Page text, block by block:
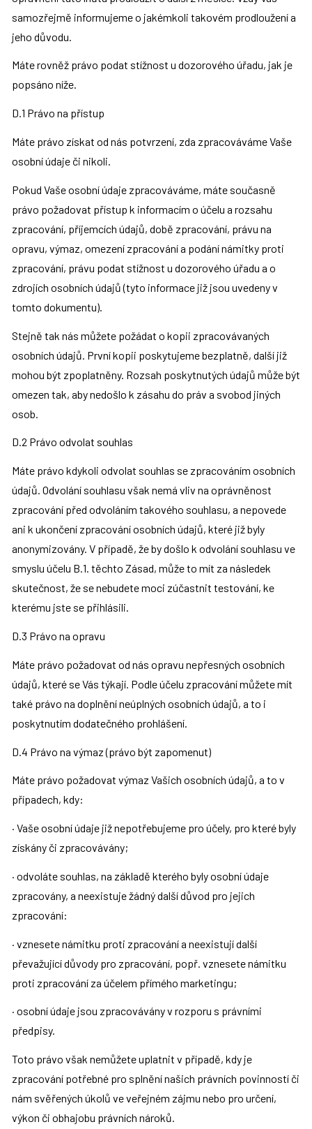
samozřejmě informujeme o jakémkoli takovém prodloužení a
jeho důvodu.
Máte rovněž právo podat stížnost u dozorového úřadu, jak je
popsáno níže.
D.1 Právo na přístup
Máte právo získat od nás potvrzení, zda zpracováváme Vaše
osobní údaje či nikoli.
Pokud Vaše osobní údaje zpracováváme, máte současně
právo požadovat přístup k informacím o účelu a rozsahu
zpracování, příjemcích údajů, době zpracování, právu na
opravu, výmaz, omezení zpracování a podání námitky proti
zpracování, právu podat stížnost u dozorového úřadu a o
zdrojích osobních údajů (tyto informace již jsou uvedeny v
tomto dokumentu).
Stejně tak nás můžete požádat o kopii zpracovávaných
osobních údajů. První kopii poskytujeme bezplatně, další již
mohou být zpoplatněny. Rozsah poskytnutých údajů může být
omezen tak, aby nedošlo k zásahu do práv a svobod jiných
osob.
D.2 Právo odvolat souhlas
Máte právo kdykoli odvolat souhlas se zpracováním osobních
údajů. Odvolání souhlasu však nemá vliv na oprávněnost
zpracování před odvoláním takového souhlasu, a nepovede
ani k ukončení zpracování osobních údajů, které již byly
anonymizovány. V případě, že by došlo k odvolání souhlasu ve
smyslu účelu B.1. těchto Zásad, může to mít za následek
skutečnost, že se nebudete moci zúčastnit testování, ke
kterému jste se přihlásili.
D.3 Právo na opravu
Máte právo požadovat od nás opravu nepřesných osobních
údajů, které se Vás týkají. Podle účelu zpracování můžete mít
také právo na doplnění neúplných osobních údajů, a to i
poskytnutím dodatečného prohlášení.
D.4 Právo na výmaz (právo být zapomenut)
Máte právo požadovat výmaz Vašich osobních údajů, a to v
případech, kdy:
· Vaše osobní údaje již nepotřebujeme pro účely, pro které byly
získány či zpracovávány;
· odvoláte souhlas, na základě kterého byly osobní údaje
zpracovány, a neexistuje žádný další důvod pro jejich
zpracování:
· vznesete námitku proti zpracování a neexistují další
převažující důvody pro zpracování, popř. vznesete námitku
proti zpracování za účelem přímého marketingu;
· osobní údaje jsou zpracovávány v rozporu s právními
předpisy.
Toto právo však nemůžete uplatnit v případě, kdy je
zpracování potřebné pro splnění našich právních povinností či
nám svěřených úkolů ve veřejném zájmu nebo pro určení,
výkon či obhajobu právních nároků.